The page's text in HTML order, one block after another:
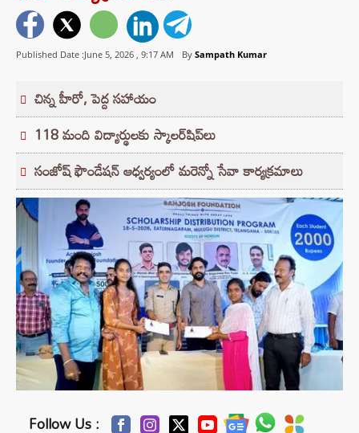
Published Date :June 5, 2026 , 9:17 AM By Sampath Kumar
చిన్న హీరో, పెద్ద సహాయం
118 మంది విద్యార్థులకు స్కాలర్‌షిప్‌లు
సంజోష్ ఫౌండేషన్ ఆధ్వర్యంలో మరెన్నో సేవా కార్యక్రమాలు
Follow Us :